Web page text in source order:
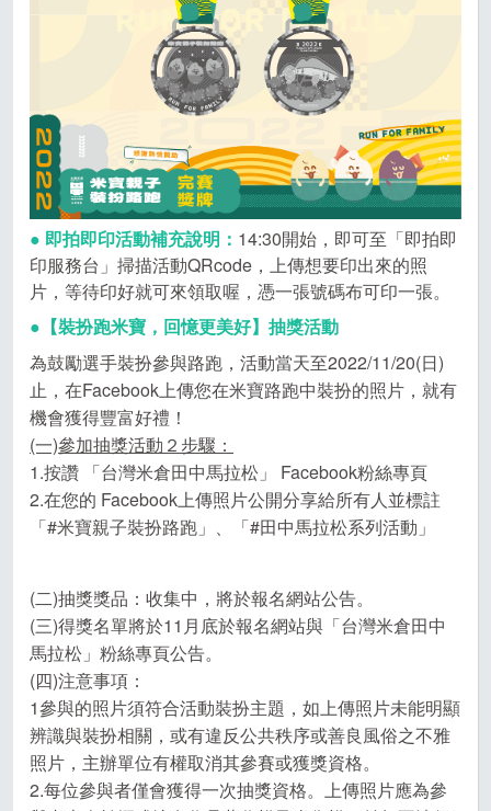
● 即拍即印活動補充說明： 14:30開始，即可至「即拍即
印服務台」掃描活動QRcode，上傳想要印出來的照
片，等待印好就可來領取喔，憑一張號碼布可印一張。
● 【裝扮跑米寶，回憶更美好】抽獎活動
為鼓勵選手裝扮參與路跑，活動當天至2022/11/20(日)
止，在Facebook上傳您在米寶路跑中裝扮的照片，就有
機會獲得豐富好禮！
(一)參加抽獎活動２步驟：
1.按讚 「台灣米倉田中馬拉松」 Facebook粉絲專頁
2.在您的 Facebook上傳照片公開分享給所有人並標註
「#米寶親子裝扮路跑」、「#田中馬拉松系列活動」
(二)抽獎獎品：收集中，將於報名網站公告。
(三)得獎名單將於11月底於報名網站與「台灣米倉田中
馬拉松」粉絲專頁公告。
(四)注意事項：
1參與的照片須符合活動裝扮主題，如上傳照片未能明顯
辨識與裝扮相關，或有違反公共秩序或善良風俗之不雅
照片，主辦單位有權取消其參賽或獲獎資格。
2.每位參與者僅會獲得一次抽獎資格。上傳照片應為參